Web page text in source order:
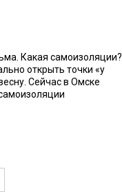
Какая самоизоляции?
открыть точки «у
Сейчас в Омске